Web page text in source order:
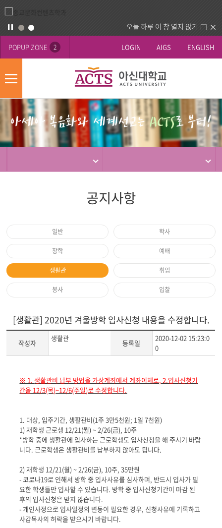
오늘 하루 이 창 열지 않기
POPUP ZONE 2 LOGIN AIGS ENGLISH
모
메
뉴
역
공지사항
일반 학사
장학 예배
생활관 취업
봉사 입찰
[생활관] 2020년 겨울방학 입사신청 내용을 수정합니다.
작성자
생활관
등록일
2020-12-02 15:23:0
0
게
시
문
※ 1.생활관비 납부 방법을 가상계죄에서 계좌이체로, 2.입사신청기
간을 12/3(목)~12/6(주일)로 수정합니다.
1. 대상, 입주기간, 생활관비(1주3만5천원; 1일7천원)
1)재학생 근로생 12/21(월) ~ 2/26(금), 10주
*방학 중에 생활관에 입사하는 근로학생도 입사신청을 해 주시기 바랍
니다.근로학생은 생활관비를 납부하지 않아도 됩니다.
2)재학생 12/21(월) ~ 2/26(금), 10주, 35만원
- 코로나19로 인해서 방학 중 입사사유를 심사하며, 반드시 입사가 필
요한 학생들만 입사할 수 있습니다. 방학 중 입사신청기간이 마감 된
후의 입사신청은 받지 않습니다.
- 개인사정으로 입사일정의 변동이 필요한 경우, 신청사유에 기록하고
사감목사의 허락을 받으시기 바랍니다.